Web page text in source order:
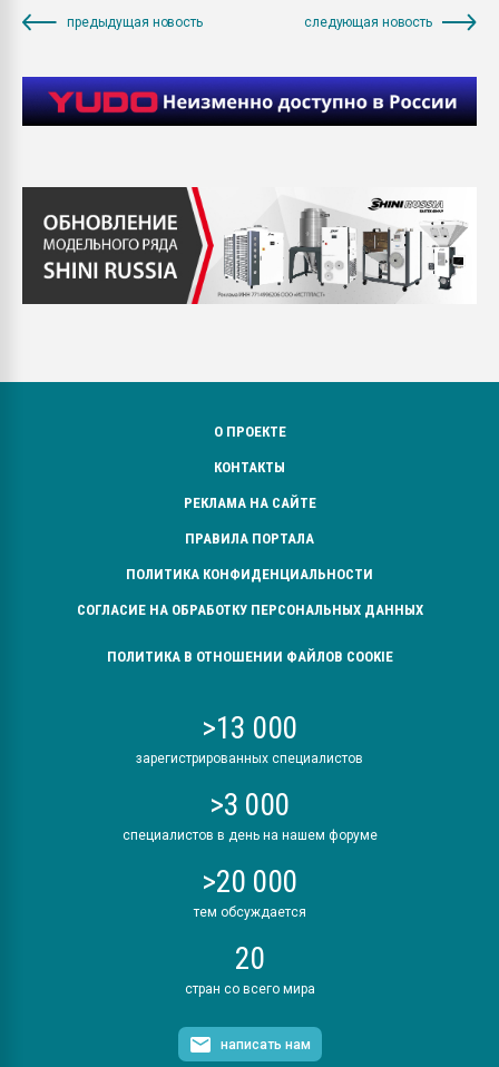
предыдущая новость следующая новость
О ПРОЕКТЕ
КОНТАКТЫ
РЕКЛАМА НА САЙТЕ
ПРАВИЛА ПОРТАЛА
ПОЛИТИКА КОНФИДЕНЦИАЛЬНОСТИ
СОГЛАСИЕ НА ОБРАБОТКУ ПЕРСОНАЛЬНЫХ ДАННЫХ
ПОЛИТИКА В ОТНОШЕНИИ ФАЙЛОВ COOKIE
>13 000
зарегистрированных специалистов
>3 000
специалистов в день на нашем форуме
>20 000
тем обсуждается
20
стран со всего мира
написать нам